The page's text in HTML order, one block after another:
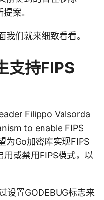
案。
们就来细致看看。
支持FIPS
Filippo Valsorda
to enable FIPS
为Go加密库实现FIPS
或禁用FIPS模式，以
设置GODEBUG标志来